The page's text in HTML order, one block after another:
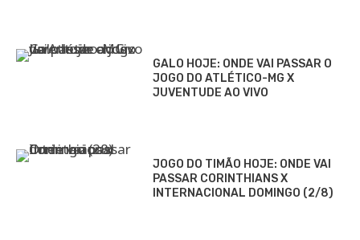
GALO HOJE: ONDE VAI PASSAR O
JOGO DO ATLÉTICO-MG X
JUVENTUDE AO VIVO
JOGO DO TIMÃO HOJE: ONDE VAI
PASSAR CORINTHIANS X
INTERNACIONAL DOMINGO (2/8)